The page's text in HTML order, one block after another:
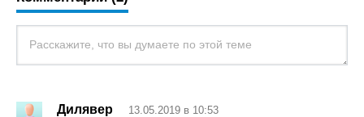
Дилявер 13.05.2019 в 10:53